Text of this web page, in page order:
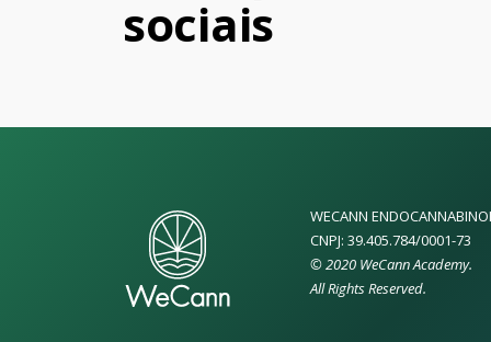
sociais
WECANN
CNPJ: 39.405.784/0001-73
© 2020 WeCann Academy.
All Rights Reserved.